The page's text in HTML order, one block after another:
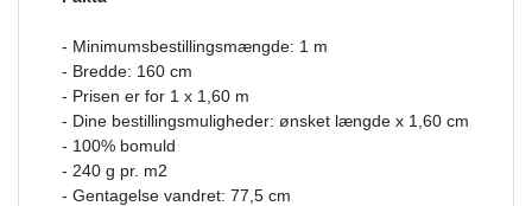
- Minimumsbestillingsmængde: 1 m
- Bredde: 160 cm
- Prisen er for 1 x 1,60 m
- Dine bestillingsmuligheder: ønsket længde x 1,60 cm
- 100% bomuld
- 240 g pr. m2
- Gentagelse vandret: 77,5 cm